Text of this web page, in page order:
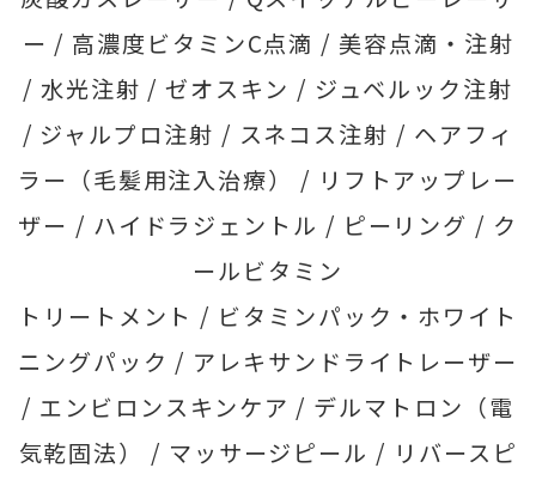
ー / 高濃度ビタミンC点滴 / 美容点滴・注射
/ 水光注射 /ゼオスキン / ジュベルック注射
/ ジャルプロ注射 / スネコス注射 / ヘアフィ
ラー（毛髪用注入治療） / リフトアップレー
ザー / ハイドラジェントル / ピーリング / ク
ールビタミン
トリートメント / ビタミンパック・ホワイト
ニングパック / アレキサンドライトレーザー
/ エンビロンスキンケア / デルマトロン（電
気乾固法） / マッサージピール / リバースピ